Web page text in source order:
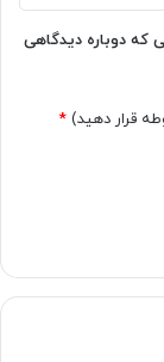
که دوباره دیدگاهی
قرار دهید) *